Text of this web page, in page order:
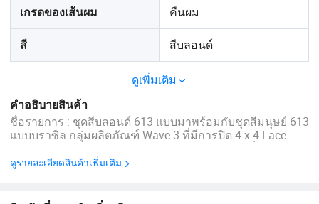
เกรดของเส้นผม คืนผม
สี สีบลอนด์
ดูเพิ่มเติม
คำอธิบายสินค้า
ชื่อรายการ : ชุดสีบลอนด์ 613 แบบมาพร้อมกับชุดสีมนุษย์ 613
แบบบราซิล กลุ่มผลิตภัณฑ์ Wave 3 ที่มีการปิด 4 x 4 Lace
มนุษย์บราซิล เกรดสำหรับผม : เกรด 10A คืนสภาพผม ความ
ดูรายละเอียดสินค้าเพิ่มเติม